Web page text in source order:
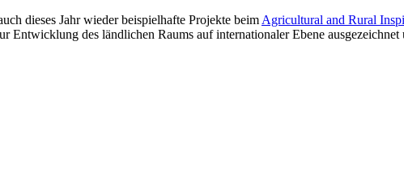
dieses Jahr wieder beispielhafte Projekte beim Agricultural and Rural
Entwicklung des ländlichen Raums auf internationaler Ebene